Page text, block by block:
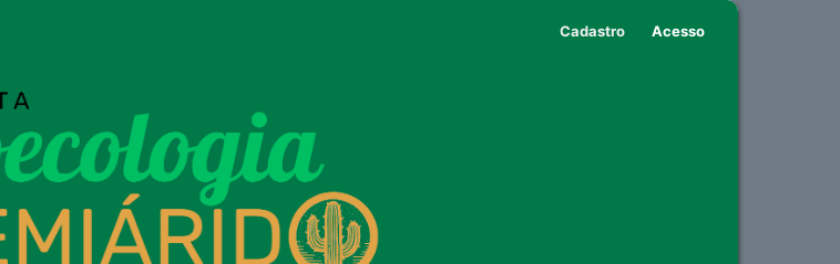
Cadastro Acesso